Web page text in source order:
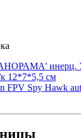
инерц.
12*7*5,5 см
FPV Spy Hawk